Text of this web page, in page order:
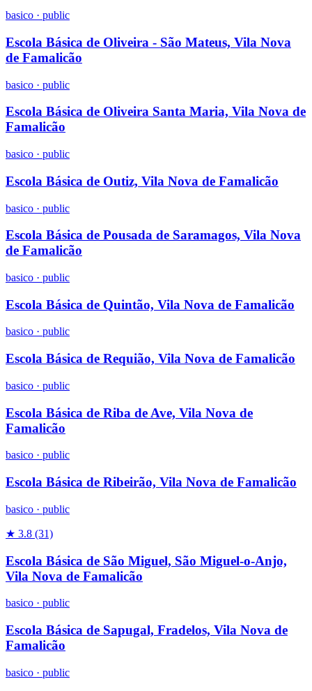
basico · public
Escola Básica de Oliveira - São Mateus, Vila Nova
de Famalicão
basico · public
Escola Básica de Oliveira Santa Maria, Vila Nova de
Famalicão
basico · public
Escola Básica de Outiz, Vila Nova de Famalicão
basico · public
Escola Básica de Pousada de Saramagos, Vila Nova
de Famalicão
basico · public
Escola Básica de Quintão, Vila Nova de Famalicão
basico · public
Escola Básica de Requião, Vila Nova de Famalicão
basico · public
Escola Básica de Riba de Ave, Vila Nova de
Famalicão
basico · public
Escola Básica de Ribeirão, Vila Nova de Famalicão
basico · public
★ 3.8 (31)
Escola Básica de São Miguel, São Miguel-o-Anjo,
Vila Nova de Famalicão
basico · public
Escola Básica de Sapugal, Fradelos, Vila Nova de
Famalicão
basico · public